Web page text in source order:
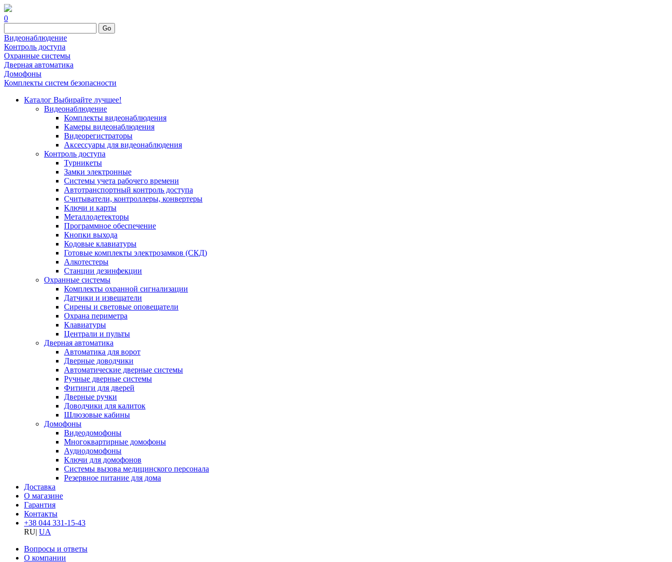
0
Go
Видеонаблюдение
Контроль доступа
Охранные системы
Дверная автоматика
Домофоны
Комплекты систем безопасности
Каталог Выбирайте лучшее!
Видеонаблюдение
Комплекты видеонаблюдения
Камеры видеонаблюдения
Видеорегистраторы
Аксессуары для видеонаблюдения
Контроль доступа
Турникеты
Замки электронные
Системы учета рабочего времени
Автотранспортный контроль доступа
Считыватели, контроллеры, конвертеры
Ключи и карты
Металлодетекторы
Программное обеспечение
Кнопки выхода
Кодовые клавиатуры
Готовые комплекты электрозамков (СКД)
Алкотестеры
Станции дезинфекции
Охранные системы
Комплекты охранной сигнализации
Датчики и извещатели
Сирены и световые оповещатели
Охрана периметра
Клавиатуры
Централи и пульты
Дверная автоматика
Автоматика для ворот
Дверные доводчики
Автоматические дверные системы
Ручные дверные системы
Фитинги для дверей
Дверные ручки
Доводчики для калиток
Шлюзовые кабины
Домофоны
Видеодомофоны
Многоквартирные домофоны
Аудиодомофоны
Ключи для домофонов
Системы вызова медицинского персонала
Резервное питание для дома
Доставка
О магазине
Гарантия
Контакты
+38 044 331-15-43
RU| UA
Вопросы и ответы
О компании